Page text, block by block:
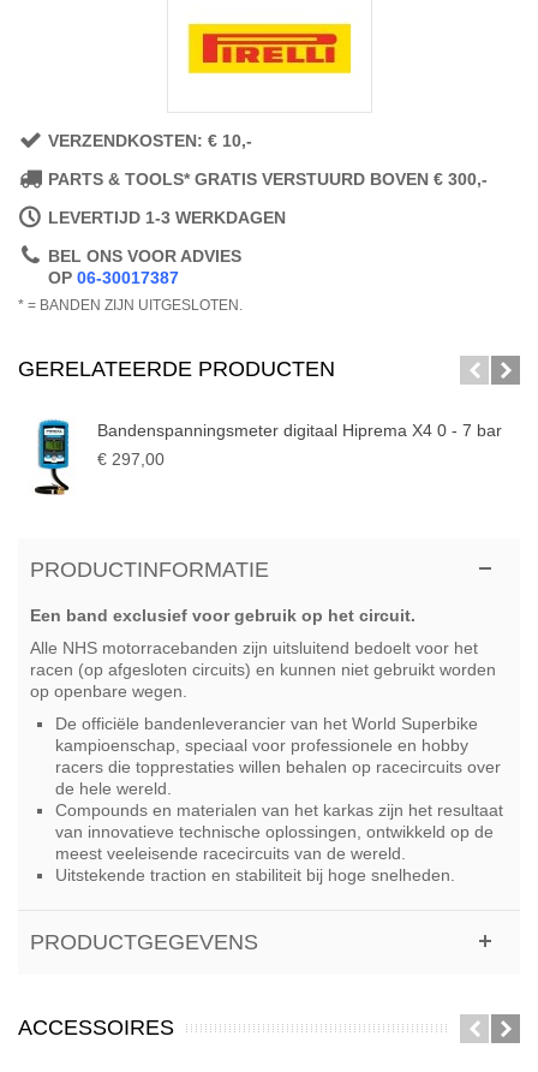
VERZENDKOSTEN: € 10,-
PARTS & TOOLS* GRATIS VERSTUURD BOVEN € 300,-
LEVERTIJD 1-3 WERKDAGEN
BEL ONS VOOR ADVIES
OP 06-30017387
* = BANDEN ZIJN UITGESLOTEN.
GERELATEERDE PRODUCTEN
Bandenspanningsmeter digitaal Hiprema X4 0 - 7 bar
€ 297,00
PRODUCTINFORMATIE
Een band exclusief voor gebruik op het circuit.
Alle NHS motorracebanden zijn uitsluitend bedoelt voor het
racen (op afgesloten circuits) en kunnen niet gebruikt worden
op openbare wegen.
De officiële bandenleverancier van het World Superbike
kampioenschap, speciaal voor professionele en hobby
racers die topprestaties willen behalen op racecircuits over
de hele wereld.
Compounds en materialen van het karkas zijn het resultaat
van innovatieve technische oplossingen, ontwikkeld op de
meest veeleisende racecircuits van de wereld.
Uitstekende traction en stabiliteit bij hoge snelheden.
PRODUCTGEGEVENS
ACCESSOIRES